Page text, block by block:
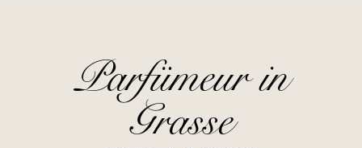
Parfümeur in
Grasse